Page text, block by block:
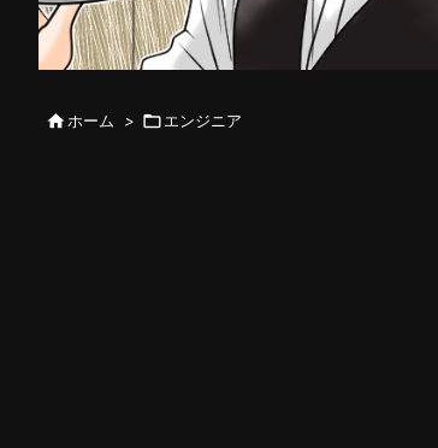
 ホーム > エンジニア